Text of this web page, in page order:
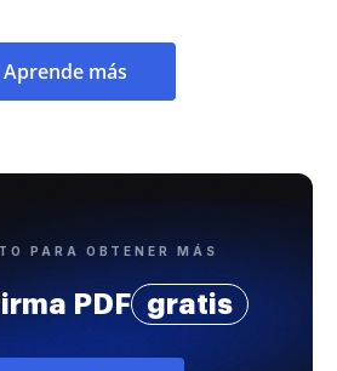
Aprende más
PARA OBTENER MÁS
PDF gratis